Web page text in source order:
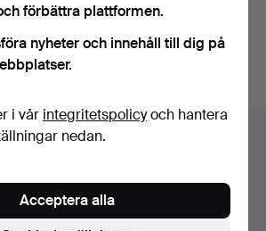
i vårt arkiv med avslutade auktioner
förbättra plattformen.
nyheter och innehåll till dig på
i vår integritetspolicyoch hantera
nedan.
Acceptera alla